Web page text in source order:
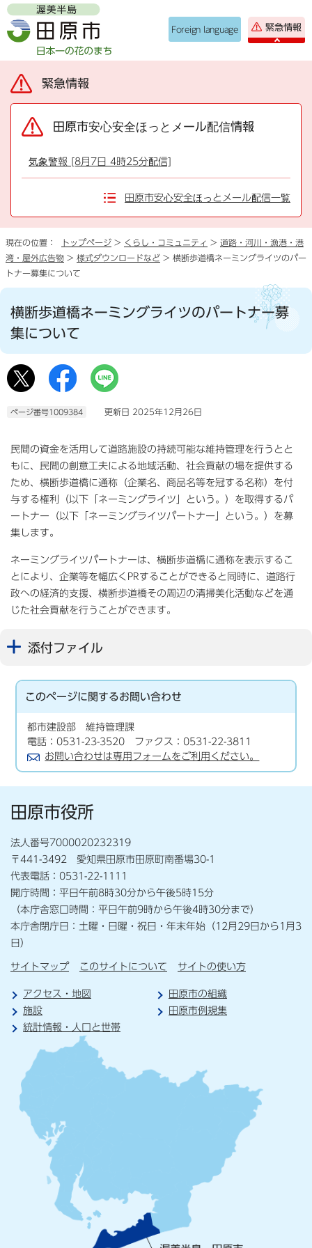
Foreign language 緊急情報
緊急情報
田原市安心安全ほっとメール配信情報
気象警報 [8月7日 4時25分配信]
田原市安心安全ほっとメール配信一覧
現在の位置： トップページ > くらし・コミュニティ > 道路・河川・漁港・港
湾・屋外広告物 > 様式ダウンロードなど > 横断歩道橋ネーミングライツのパー
トナー募集について
横断歩道橋ネーミングライツのパートナー募
集について
ページ番号1009384 更新日 2025年12月26日
民間の資金を活用して道路施設の持続可能な維持管理を行うとと
もに、民間の創意工夫による地域活動、社会貢献の場を提供する
ため、横断歩道橋に通称（企業名、商品名等を冠する名称）を付
与する権利（以下「ネーミングライツ」という。）を取得するパ
ートナー（以下「ネーミングライツパートナー」という。）を募
集します。
ネーミングライツパートナーは、横断歩道橋に通称を表示するこ
とにより、企業等を幅広くPRすることができると同時に、道路行
政への経済的支援、横断歩道橋その周辺の清掃美化活動などを通
じた社会貢献を行うことができます。
添付ファイル
このページに関するお問い合わせ
都市建設部 維持管理課
電話：0531-23-3520 ファクス：0531-22-3811
お問い合わせは専用フォームをご利用ください。
田原市役所
法人番号7000020232319
〒441-3492 愛知県田原市田原町南番場30-1
代表電話：0531-22-1111
開庁時間：平日午前8時30分から午後5時15分
（本庁舎窓口時間：平日午前9時から午後4時30分まで）
本庁舎閉庁日：土曜・日曜・祝日・年末年始（12月29日から1月3
日）
サイトマップ このサイトについて サイトの使い方
アクセス・地図
田原市の組織
施設
田原市例規集
統計情報・人口と世帯